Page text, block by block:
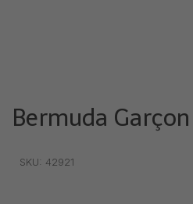
Bermuda
SKU: 42921